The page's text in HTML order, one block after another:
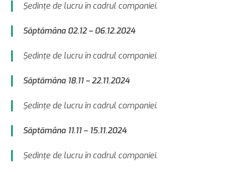
Şedinţe de lucru în cadrul companiei.
Săptămâna 02.12 – 06.12.2024
Şedinţe de lucru în cadrul companiei.
Săptămâna 18.11 – 22.11.2024
Şedinţe de lucru în cadrul companiei.
Săptămâna 11.11 – 15.11.2024
Şedinţe de lucru în cadrul companiei.